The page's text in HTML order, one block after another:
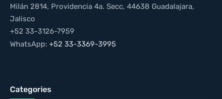
Milán 2814, Providencia 4a. Secc, 44638 Guadalajara,
Jalisco
+52 33-3126-7959
WhatsApp: +52 33-3369-3995
Categories